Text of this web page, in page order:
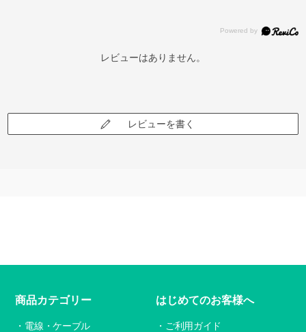
レビューはありません。
レビューを書く
商品カテゴリー
電線・ケーブル
はじめてのお客様へ
ご利用ガイド